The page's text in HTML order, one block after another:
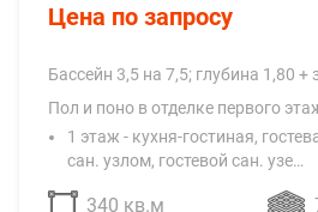
Цена по запросу
Бассейн 3,5 на 7,5; глубина 1,80 +
Пол и поно в отделке первого
1 этаж - кухня-гостиная,
сан. узлом, гостевой сан. узе…
340 кв.м